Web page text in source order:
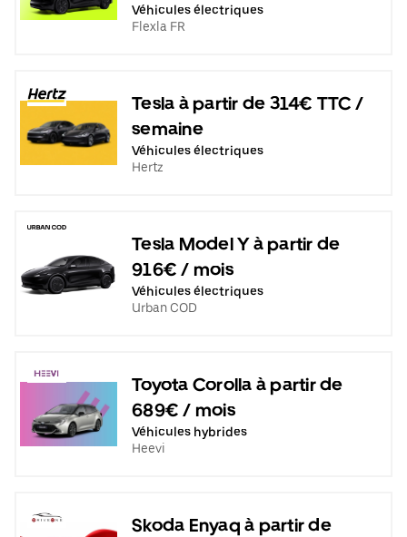
Véhicules électriques
Flexla FR
Tesla à partir de 314€ TTC /
semaine
Véhicules électriques
Hertz
Tesla Model Y à partir de
916€ / mois
Véhicules électriques
Urban COD
Toyota Corolla à partir de
689€ / mois
Véhicules hybrides
Heevi
Skoda Enyaq à partir de